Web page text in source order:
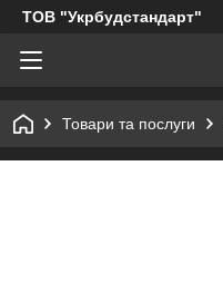
ТОВ "Укрбудстандарт"
Товари та послуги